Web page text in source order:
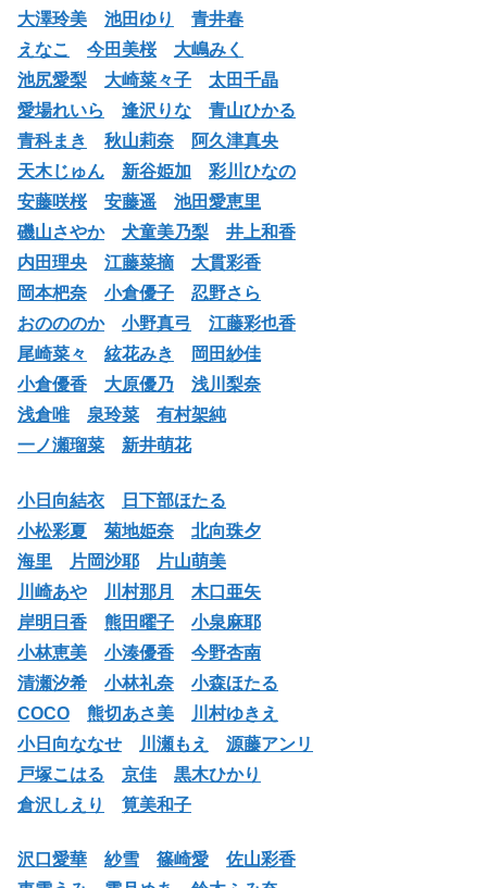
大澤玲美
池田ゆり
青井春
えなこ
今田美桜
大嶋みく
池尻愛梨
大崎菜々子
太田千晶
愛場れいら
逢沢りな
青山ひかる
青科まき
秋山莉奈
阿久津真央
天木じゅん
新谷姫加
彩川ひなの
安藤咲桜
安藤遥
池田愛恵里
磯山さやか
犬童美乃梨
井上和香
内田理央
江藤菜摘
大貫彩香
岡本杷奈
小倉優子
忍野さら
おのののか
小野真弓
江藤彩也香
尾崎菜々
絃花みき
岡田紗佳
小倉優香
大原優乃
浅川梨奈
浅倉唯
泉玲菜
有村架純
一ノ瀬瑠菜
新井萌花
小日向結衣
日下部ほたる
小松彩夏
菊地姫奈
北向珠夕
海里
片岡沙耶
片山萌美
川崎あや
川村那月
木口亜矢
岸明日香
熊田曜子
小泉麻耶
小林恵美
小湊優香
今野杏南
清瀬汐希
小林礼奈
小森ほたる
COCO
熊切あさ美
川村ゆきえ
小日向ななせ
川瀬もえ
源藤アンリ
戸塚こはる
京佳
黒木ひかり
倉沢しえり
筧美和子
沢口愛華 紗雪 篠崎愛
佐山彩香